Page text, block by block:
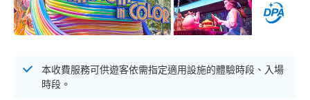
本收費服務可供遊客依需指定適用設施的體驗時段、入場
時段。